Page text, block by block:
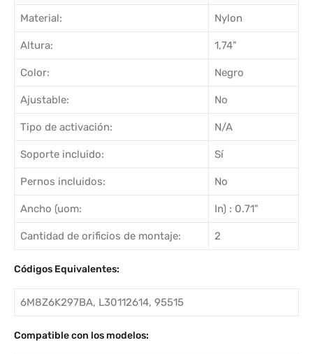
Material: Nylon
Altura: 1,74"
Color: Negro
Ajustable: No
Tipo de activación: N/A
Soporte incluido: Sí
Pernos incluidos: No
Ancho (uom: In) : 0.71"
Cantidad de orificios de montaje: 2
Códigos Equivalentes:
6M8Z6K297BA, L30112614, 95515
Compatible con los modelos: